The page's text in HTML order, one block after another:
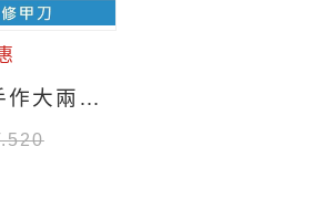
【ME5】H024 手作大兩用修甲刀